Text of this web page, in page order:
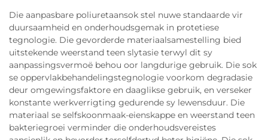
Die aanpasbare poliuretaansok stel nuwe standaarde vir
duursaamheid en onderhoudsgemak in protetiese
tegnologie. Die gevorderde materiaalsamestelling bied
uitstekende weerstand teen slytasie terwyl dit sy
aanpassingsvermoë behou oor langdurige gebruik. Die sok
se oppervlakbehandelingstegnologie voorkom degradasie
deur omgewingsfaktore en daaglikse gebruik, en verseker
konstante werkverrigting gedurende sy lewensduur. Die
materiaal se selfskoonmaak-eienskappe en weerstand teen
bakteriegroei verminder die onderhoudsvereistes